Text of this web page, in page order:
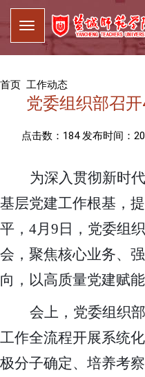
首页 工作动态
党委组织部召
点击数： 184发布时间：
为深入贯彻新时
基层党建工作根基，
平， 4月 9 日，党委组
会，聚焦核心业务、
向，以高质量党建赋
会上，党委组织
工作全流程开展系统
极分子确定、培养考